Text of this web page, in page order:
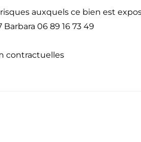
auxquels ce bien est
06 89 16 73 49